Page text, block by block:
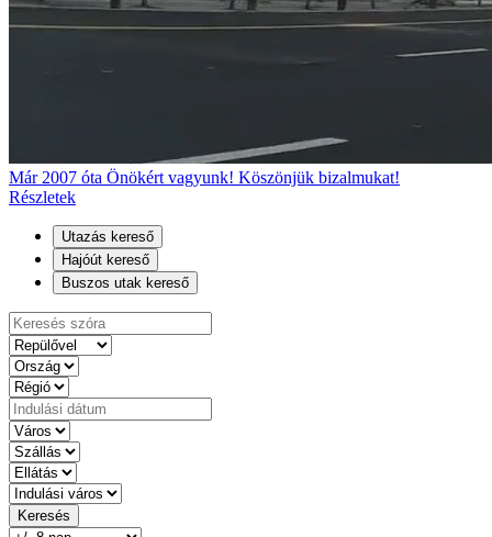
Már 2007 óta Önökért vagyunk! Köszönjük bizalmukat!
Részletek
Utazás kereső
Hajóút kereső
Buszos utak kereső
Keresés